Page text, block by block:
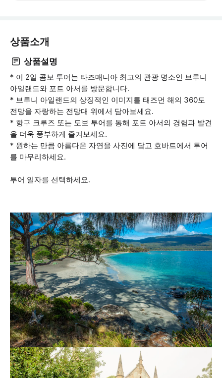
상품소개
상품설명
* 이 2일 콤보 투어는 타즈매니아 최고의 관광 명소인 브루니
아일랜드와 포트 아서를 방문합니다.
* 브루니 아일랜드의 상징적인 이미지를 태즈먼 해의 360도
전망을 자랑하는 전망대 위에서 담아보세요.
* 항구 크루즈 또는 도보 투어를 통해 포트 아서의 경험과 발견
을 더욱 풍부하게 즐겨보세요.
* 원하는 만큼 아름다운 자연을 사진에 담고 호바트에서 투어
를 마무리하세요.
투어 일자를 선택하세요.